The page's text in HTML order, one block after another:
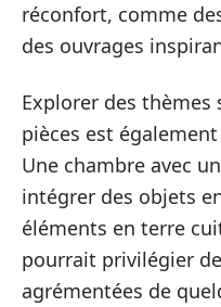
réconfort, comme
des ouvrages
Explorer des
pièces est
Une chambre avec
intégrer des objets
éléments en terre
pourrait privilégier
agrémentées de